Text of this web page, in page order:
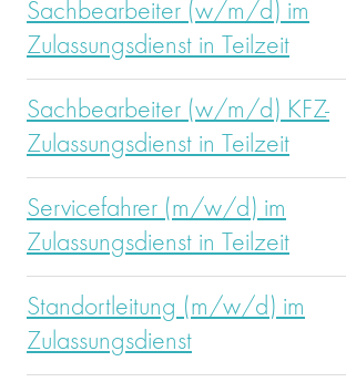
Sachbearbeiter (w/m/d) im
Zulassungsdienst in Teilzeit
Sachbearbeiter (w/m/d) KFZ-
Zulassungsdienst in Teilzeit
Servicefahrer (m/w/d) im
Zulassungsdienst in Teilzeit
Standortleitung (m/w/d) im
Zulassungsdienst